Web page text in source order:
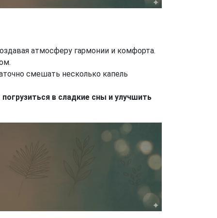
атмосферу гармонии и комфорта.
смешать несколько капель
в сладкие сны и улучшить